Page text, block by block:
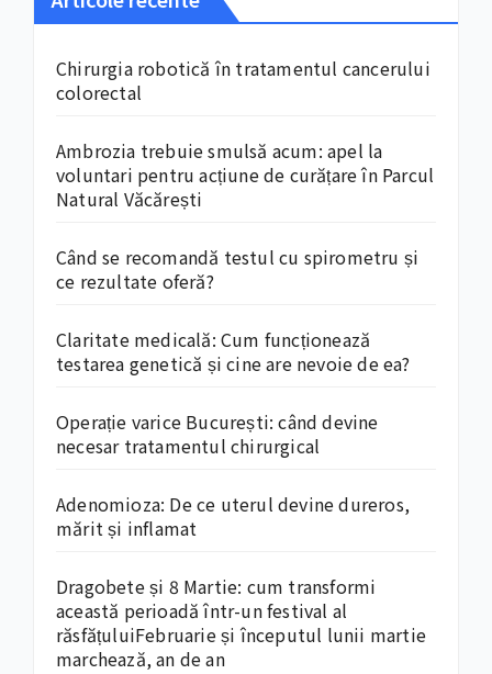
Chirurgia robotică în tratamentul cancerului
colorectal
Ambrozia trebuie smulsă acum: apel la
voluntari pentru acțiune de curățare în Parcul
Natural Văcărești
Când se recomandă testul cu spirometru și
ce rezultate oferă?
Claritate medicală: Cum funcționează
testarea genetică și cine are nevoie de ea?
Operație varice București: când devine
necesar tratamentul chirurgical
Adenomioza: De ce uterul devine dureros,
mărit și inflamat
Dragobete și 8 Martie: cum transformi
această perioadă într-un festival al
răsfățuluiFebruarie și începutul lunii martie
marchează, an de an